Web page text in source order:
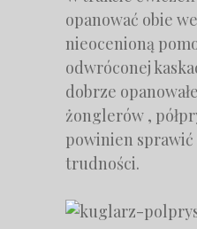
opanować obie
nieocenioną
odwróconej
dobrze
żonglerów ,
powinien sprawić
trudności.